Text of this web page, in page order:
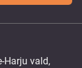
Harju vald,